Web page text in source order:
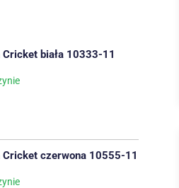
biała 10333-11
Cricket czerwona 10555-11